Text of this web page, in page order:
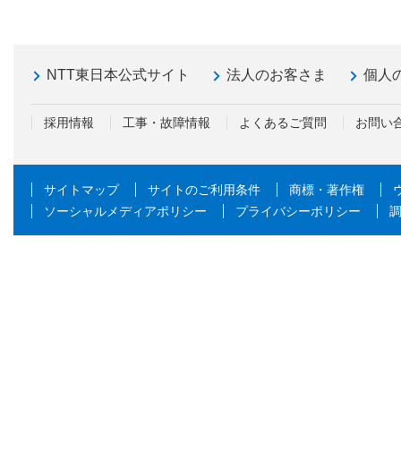
NTT東日本公式サイト 法人のお客さま 個人
採用情報 工事・故障情報 よくあるご質問 お問い
サイトマップ サイトのご利用条件 商標・著作権
ソーシャルメディアポリシー
プライバシーポリシー